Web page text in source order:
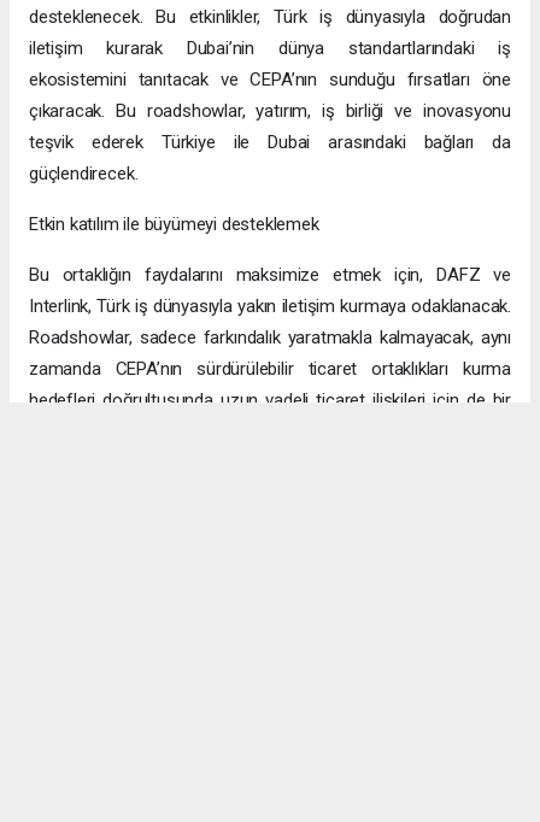
desteklenecek. Bu etkinlikler, Türk iş dünyasıyla doğrudan
iletişim kurarak Dubai’nin dünya standartlarındaki iş
ekosistemini tanıtacak ve CEPA’nın sunduğu fırsatları öne
çıkaracak. Bu roadshowlar, yatırım, iş birliği ve inovasyonu
teşvik ederek Türkiye ile Dubai arasındaki bağları da
güçlendirecek.
Etkin katılım ile büyümeyi desteklemek
Bu ortaklığın faydalarını maksimize etmek için, DAFZ ve
Interlink, Türk iş dünyasıyla yakın iletişim kurmaya odaklanacak.
Roadshowlar, sadece farkındalık yaratmakla kalmayacak, aynı
zamanda CEPA’nın sürdürülebilir ticaret ortaklıkları kurma
hedefleri doğrultusunda uzun vadeli ticaret ilişkileri için de bir